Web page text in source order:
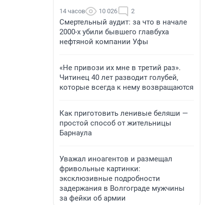
14 часов 10 026 2
Смертельный аудит: за что в начале
2000-х убили бывшего главбуха
нефтяной компании Уфы
«Не привози их мне в третий раз».
Читинец 40 лет разводит голубей,
которые всегда к нему возвращаются
Как приготовить ленивые беляши —
простой способ от жительницы
Барнаула
Уважал иноагентов и размещал
фривольные картинки:
эксклюзивные подробности
задержания в Волгограде мужчины
за фейки об армии